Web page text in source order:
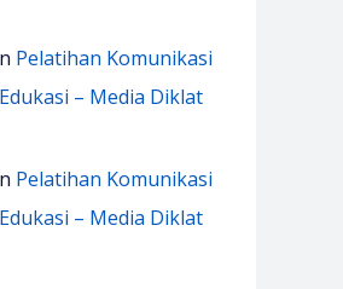
Pelatihan Komunikasi
– Media Diklat
Pelatihan Komunikasi
– Media Diklat